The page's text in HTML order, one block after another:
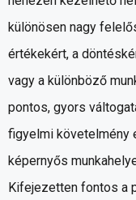
különösen nagy
értékekért, a
vagy a különböző
pontos, gyors
figyelmi követelmény
képernyős
Kifejezetten fontos a